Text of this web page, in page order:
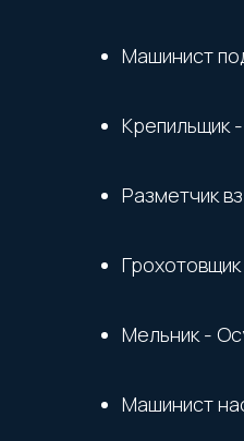
Машинист
Крепильщик
Разметчик
Мельник -
Машинист